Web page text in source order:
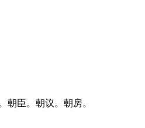
朝臣。朝议。朝房。